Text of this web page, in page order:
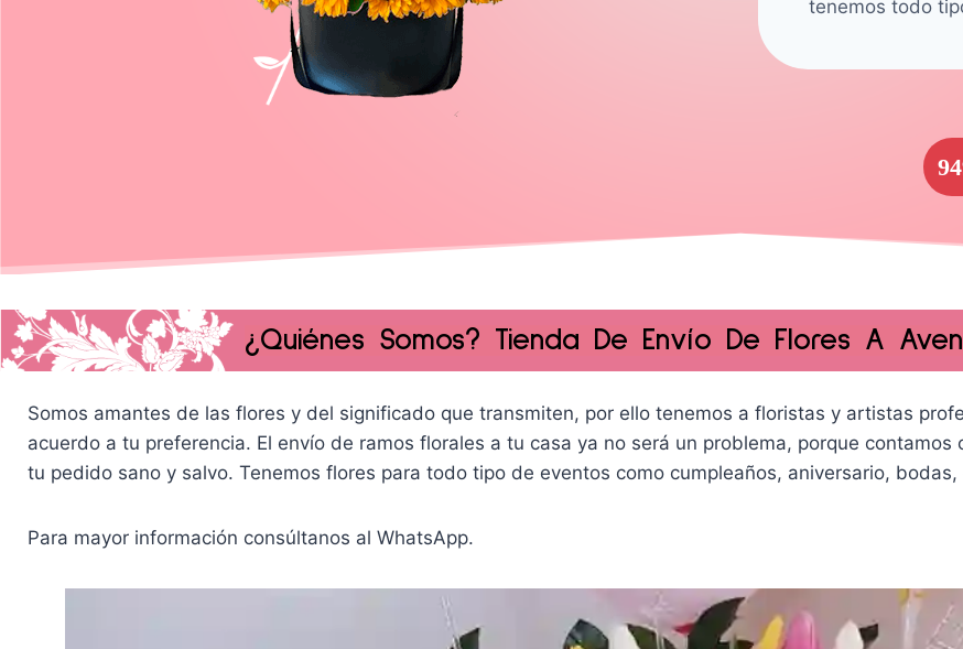
tenemos todo
¿Quiénes Somos? Tienda De Envío De Flores A
Somos amantes de las flores y del significado que transmiten, por ello tenemos a floristas y artistas
acuerdo a tu preferencia. El envío de ramos florales a tu casa ya no será un problema, porque
tu pedido sano y salvo. Tenemos flores para todo tipo de eventos como cumpleaños, aniversario,
Para mayor información consúltanos al WhatsApp.